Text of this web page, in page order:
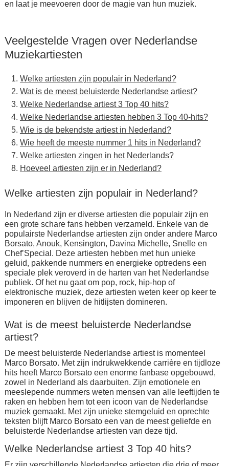
en laat je meevoeren door de magie van hun muziek.
Veelgestelde Vragen over Nederlandse
Muziekartiesten
Welke artiesten zijn populair in Nederland?
Wat is de meest beluisterde Nederlandse artiest?
Welke Nederlandse artiest 3 Top 40 hits?
Welke Nederlandse artiesten hebben 3 Top 40-hits?
Wie is de bekendste artiest in Nederland?
Wie heeft de meeste nummer 1 hits in Nederland?
Welke artiesten zingen in het Nederlands?
Hoeveel artiesten zijn er in Nederland?
Welke artiesten zijn populair in Nederland?
In Nederland zijn er diverse artiesten die populair zijn en
een grote schare fans hebben verzameld. Enkele van de
populairste Nederlandse artiesten zijn onder andere Marco
Borsato, Anouk, Kensington, Davina Michelle, Snelle en
Chef’Special. Deze artiesten hebben met hun unieke
geluid, pakkende nummers en energieke optredens een
speciale plek veroverd in de harten van het Nederlandse
publiek. Of het nu gaat om pop, rock, hip-hop of
elektronische muziek, deze artiesten weten keer op keer te
imponeren en blijven de hitlijsten domineren.
Wat is de meest beluisterde Nederlandse
artiest?
De meest beluisterde Nederlandse artiest is momenteel
Marco Borsato. Met zijn indrukwekkende carrière en tijdloze
hits heeft Marco Borsato een enorme fanbase opgebouwd,
zowel in Nederland als daarbuiten. Zijn emotionele en
meeslepende nummers weten mensen van alle leeftijden te
raken en hebben hem tot een icoon van de Nederlandse
muziek gemaakt. Met zijn unieke stemgeluid en oprechte
teksten blijft Marco Borsato een van de meest geliefde en
beluisterde Nederlandse artiesten van deze tijd.
Welke Nederlandse artiest 3 Top 40 hits?